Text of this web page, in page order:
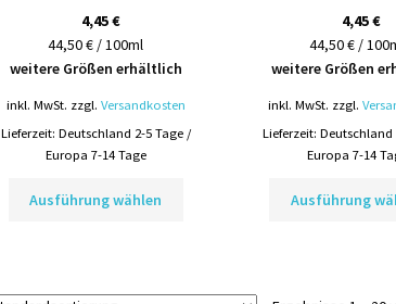
4,45€
44,50 € / 100ml
weitere Größen erhältlich
inkl. MwSt. zzgl. Versandkosten
Lieferzeit: Deutschland 2-5 Tage /
Europa 7-14 Tage
Ausführung wählen
4,45€
44,50 € /
weitere Größen
inkl. MwSt. zzgl.
Lieferzeit: Deutschland
Europa 7-14
Ausführung